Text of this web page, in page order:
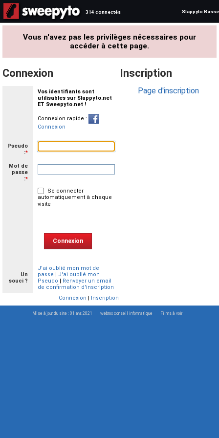
314 connectés Slappyto Basse
Vous n'avez pas les privilèges nécessaires pour
accéder à cette page.
Connexion
Vos identifiants sont
utilisables sur Slappyto.net
ET Sweepyto.net !
Connexion rapide :
Connexion
Pseudo
:*
Mot de
passe
:*
Se connecter
automatiquement à chaque
visite
Un
souci ?
J'ai oublié mon mot de
passe | J'ai oublié mon
Pseudo | Renvoyer un email
de confirmation d'inscription
Connexion | Inscription
Inscription
Page d'inscription
Mise à jour du site : 01 avr. 2021 webrox conseil informatique Films à voir